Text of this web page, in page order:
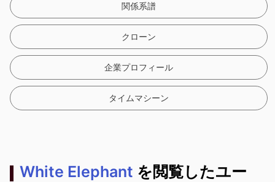
関係系譜
クローン
企業プロフィール
タイムマシーン
White Elephant を閲覧したユー